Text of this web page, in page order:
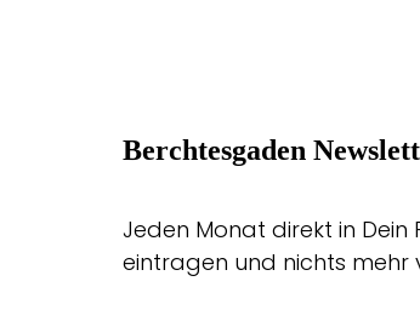
Berchtesgaden
Jeden Monat direkt in Dein
eintragen und nichts mehr